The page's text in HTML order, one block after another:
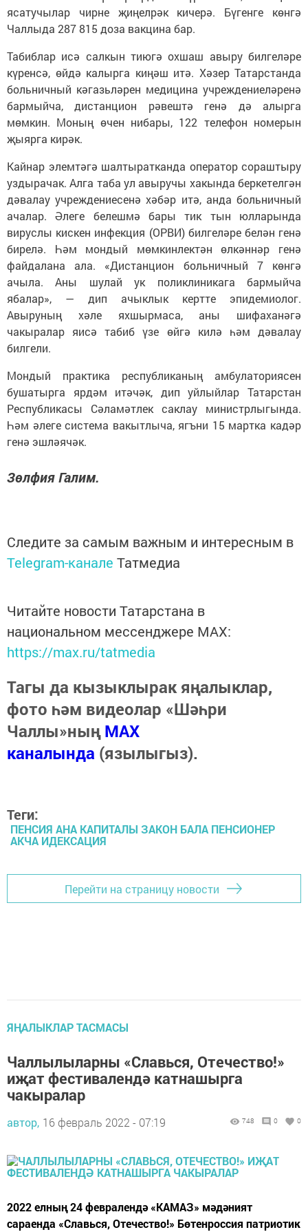
ясатучылар чирне җиңелрәк кичерә. Бүгенге көнгә
Чаллыда 287 815 доза вакцина бар.
Табиблар исә салкын тиюгә охшаш авыру билгеләре
күренсә, өйдә калырга киңәш итә. Хәзер Татарстанда
больничный кәгазьләрен медицина учреждениеләренә
бармыйча, дистанцион рәвештә генә дә алырга
мөмкин. Моның өчен нибары, 122 телефон номерын
җыярга кирәк.
Кайнар элемтәгә шалтыратканда оператор сораштыру
уздырачак. Алга таба ул авыручы хакында беркетелгән
дәвалау учреждениесенә хәбәр итә, анда больничный
ачалар. Әлеге белешмә бары тик тын юлларында
вируслы кискен инфекция (ОРВИ) билгеләре белән генә
бирелә. Һәм мондый мөмкинлектән өлкәннәр генә
файдалана ала. «Дистанцион больничный 7 көнгә
ачыла. Аны шулай ук поликлиникага бармыйча
ябалар», — дип ачыклык кертте эпидемиолог.
Авыруның хәле яхшырмаса, аны шифаханәгә
чакыралар яисә табиб үзе өйгә килә һәм дәвалау
билгели.
Мондый практика республиканың амбулаториясен
бушатырга ярдәм итәчәк, дип уйлыйлар Татарстан
Республикасы Сәламәтлек саклау министрлыгында.
Һәм әлеге система вакытлыча, ягъни 15 мартка кадәр
генә эшләячәк.
Зөлфия Галим.
Следите за самым важным и интересным в
Telegram-канале Татмедиа
Читайте новости Татарстана в
национальном мессенджере MАХ:
https://max.ru/tatmedia
Тагы да кызыклырак яңалыклар,
фото һәм видеолар «Шәһри
Чаллы»ныңMAX
каналында (язылыгыз).
Теги:
ПЕНСИЯ АНА КАПИТАЛЫ ЗАКОН БАЛА ПЕНСИОНЕР
АКЧА ИДЕКСАЦИЯ
Перейти на страницу новости
ЯҢАЛЫКЛАР ТАСМАСЫ
Чаллылыларны «Славься, Отечество!»
иҗат фестивалендә катнашырга
чакыралар
автор, 16 февраль 2022 - 07:19 748 0 0
2022 елның 24 февралендә «КАМАЗ» мәдәният
сараенда «Славься, Отечество!» Бөтенроссия патриотик